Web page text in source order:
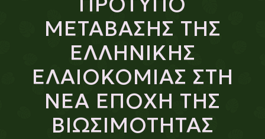
ΜΕΤΑΒΑΣΗΣ ΤΗΣ
ΕΛΛΗΝΙΚΗΣ
ΕΛΑΙΟΚΟΜΙΑΣ ΣΤΗ
ΝΕΑ ΕΠΟΧΗ ΤΗΣ
ΒΙΩΣΙΜΟΤΗΤΑΣ